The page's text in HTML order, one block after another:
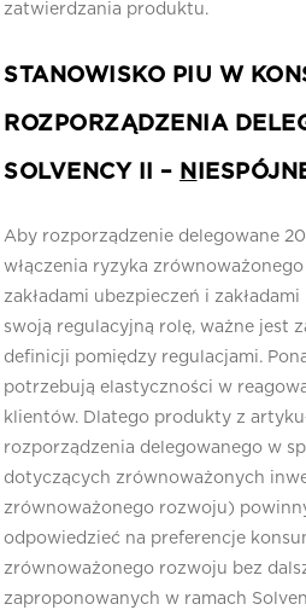
zatwierdzania produktu.
STANOWISKO PIU W
ROZPORZĄDZENIA
SOLVENCY II – N
Aby rozporządzenie delegowane
włączenia ryzyka
zakładami ubezpieczeń i
swoją regulacyjną rolę, ważne jest
definicji pomiędzy regulacjami.
potrzebują elastyczności w
klientów. Dlatego produkty z
rozporządzenia delegowanego w
dotyczących zrównoważonych
zrównoważonego rozwoju)
odpowiedzieć na preferencje
zrównoważonego rozwoju bez
zaproponowanych w ramach